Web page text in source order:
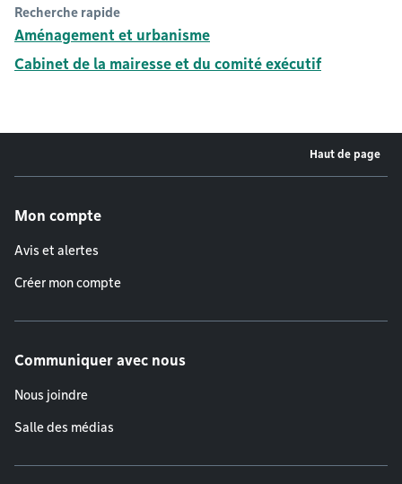
Recherche rapide
Aménagement et urbanisme
Cabinet de la mairesse et du comité exécutif
Haut de page
Mon compte
Avis et alertes
Créer mon compte
Communiquer avec nous
Nous joindre
Salle des médias